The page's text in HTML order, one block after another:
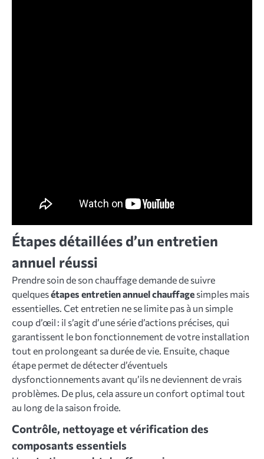
Étapes détaillées d’un entretien
annuel réussi
Prendre soin de son chauffage demande de suivre
quelquesétapes entretien annuel chauffage simples mais
essentielles. Cet entretien ne se limite pas à un simple
coup d’œil : il s’agit d’une série d’actions précises, qui
garantissent le bon fonctionnement de votre installation
tout en prolongeant sa durée de vie. Ensuite, chaque
étape permet de détecter d’éventuels
dysfonctionnements avant qu’ils ne deviennent de vrais
problèmes. De plus, cela assure un confort optimal tout
au long de la saison froide.
Contrôle, nettoyage et vérification des
composants essentiels